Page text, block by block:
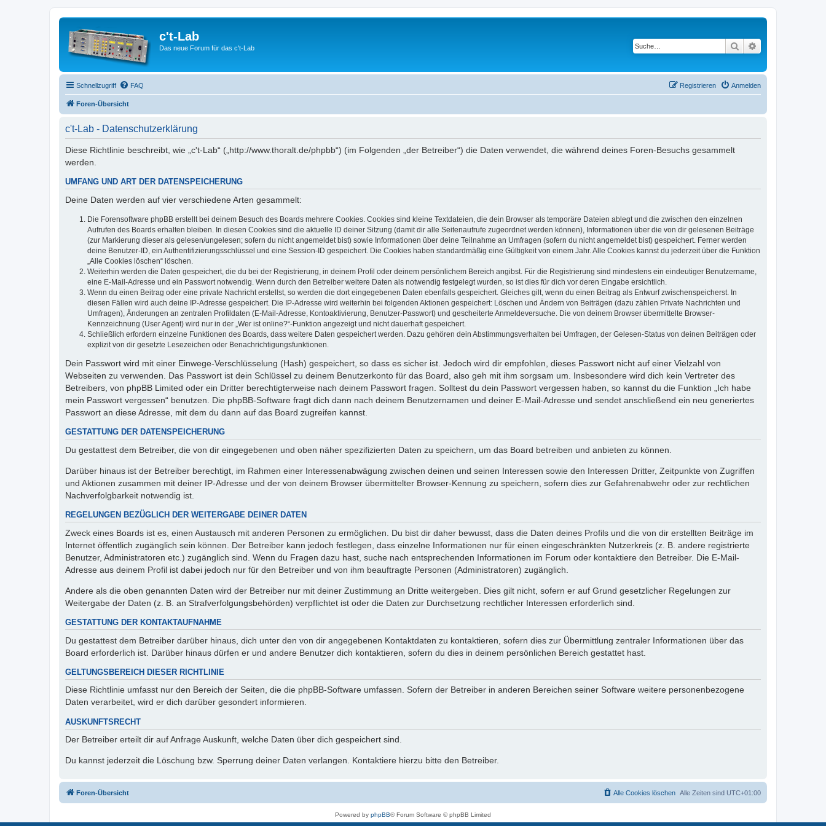
c't-Lab
Das neue Forum für das c't-Lab Suche
Schnellzugriff FAQ Anmelden
Registrieren
Foren-Übersicht
c't-Lab - Datenschutzerklärung
Diese Richtlinie beschreibt, wie „c't-Lab“ („http://www.thoralt.de/phpbb“) (im Folgenden „der Betreiber“) die Daten verwendet, die während deines Foren-Besuchs gesammelt
werden.
UMFANG UND ART DER DATENSPEICHERUNG
Deine Daten werden auf vier verschiedene Arten gesammelt:
Die Forensoftware phpBB erstellt bei deinem Besuch des Boards mehrere Cookies. Cookies sind kleine Textdateien, die dein Browser als temporäre Dateien ablegt und die zwischen den einzelnen
Aufrufen des Boards erhalten bleiben. In diesen Cookies sind die aktuelle ID deiner Sitzung (damit dir alle Seitenaufrufe zugeordnet werden können), Informationen über die von dir gelesenen Beiträge
(zur Markierung dieser als gelesen/ungelesen; sofern du nicht angemeldet bist) sowie Informationen über deine Teilnahme an Umfragen (sofern du nicht angemeldet bist) gespeichert. Ferner werden
deine Benutzer-ID, ein Authentifizierungsschlüssel und eine Session-ID gespeichert. Die Cookies haben standardmäßig eine Gültigkeit von einem Jahr. Alle Cookies kannst du jederzeit über die Funktion
„Alle Cookies löschen“ löschen.
Weiterhin werden die Daten gespeichert, die du bei der Registrierung, in deinem Profil oder deinem persönlichem Bereich angibst. Für die Registrierung sind mindestens ein eindeutiger Benutzername,
eine E-Mail-Adresse und ein Passwort notwendig. Wenn durch den Betreiber weitere Daten als notwendig festgelegt wurden, so ist dies für dich vor deren Eingabe ersichtlich.
Wenn du einen Beitrag oder eine private Nachricht erstellst, so werden die dort eingegebenen Daten ebenfalls gespeichert. Gleiches gilt, wenn du einen Beitrag als Entwurf zwischenspeicherst. In
diesen Fällen wird auch deine IP-Adresse gespeichert. Die IP-Adresse wird weiterhin bei folgenden Aktionen gespeichert: Löschen und Ändern von Beiträgen (dazu zählen Private Nachrichten und
Umfragen), Änderungen an zentralen Profildaten (E-Mail-Adresse, Kontoaktivierung, Benutzer-Passwort) und gescheiterte Anmeldeversuche. Die von deinem Browser übermittelte Browser-
Kennzeichnung (User Agent) wird nur in der „Wer ist online?“-Funktion angezeigt und nicht dauerhaft gespeichert.
Schließlich erfordern einzelne Funktionen des Boards, dass weitere Daten gespeichert werden. Dazu gehören dein Abstimmungsverhalten bei Umfragen, der Gelesen-Status von deinen Beiträgen oder
explizit von dir gesetzte Lesezeichen oder Benachrichtigungsfunktionen.
Dein Passwort wird mit einer Einwege-Verschlüsselung (Hash) gespeichert, so dass es sicher ist. Jedoch wird dir empfohlen, dieses Passwort nicht auf einer Vielzahl von
Webseiten zu verwenden. Das Passwort ist dein Schlüssel zu deinem Benutzerkonto für das Board, also geh mit ihm sorgsam um. Insbesondere wird dich kein Vertreter des
Betreibers, von phpBB Limited oder ein Dritter berechtigterweise nach deinem Passwort fragen. Solltest du dein Passwort vergessen haben, so kannst du die Funktion „Ich habe
mein Passwort vergessen“ benutzen. Die phpBB-Software fragt dich dann nach deinem Benutzernamen und deiner E-Mail-Adresse und sendet anschließend ein neu generiertes
Passwort an diese Adresse, mit dem du dann auf das Board zugreifen kannst.
GESTATTUNG DER DATENSPEICHERUNG
Du gestattest dem Betreiber, die von dir eingegebenen und oben näher spezifizierten Daten zu speichern, um das Board betreiben und anbieten zu können.
Darüber hinaus ist der Betreiber berechtigt, im Rahmen einer Interessenabwägung zwischen deinen und seinen Interessen sowie den Interessen Dritter, Zeitpunkte von Zugriffen
und Aktionen zusammen mit deiner IP-Adresse und der von deinem Browser übermittelter Browser-Kennung zu speichern, sofern dies zur Gefahrenabwehr oder zur rechtlichen
Nachverfolgbarkeit notwendig ist.
REGELUNGEN BEZÜGLICH DER WEITERGABE DEINER DATEN
Zweck eines Boards ist es, einen Austausch mit anderen Personen zu ermöglichen. Du bist dir daher bewusst, dass die Daten deines Profils und die von dir erstellten Beiträge im
Internet öffentlich zugänglich sein können. Der Betreiber kann jedoch festlegen, dass einzelne Informationen nur für einen eingeschränkten Nutzerkreis (z. B. andere registrierte
Benutzer, Administratoren etc.) zugänglich sind. Wenn du Fragen dazu hast, suche nach entsprechenden Informationen im Forum oder kontaktiere den Betreiber. Die E-Mail-
Adresse aus deinem Profil ist dabei jedoch nur für den Betreiber und von ihm beauftragte Personen (Administratoren) zugänglich.
Andere als die oben genannten Daten wird der Betreiber nur mit deiner Zustimmung an Dritte weitergeben. Dies gilt nicht, sofern er auf Grund gesetzlicher Regelungen zur
Weitergabe der Daten (z. B. an Strafverfolgungsbehörden) verpflichtet ist oder die Daten zur Durchsetzung rechtlicher Interessen erforderlich sind.
GESTATTUNG DER KONTAKTAUFNAHME
Du gestattest dem Betreiber darüber hinaus, dich unter den von dir angegebenen Kontaktdaten zu kontaktieren, sofern dies zur Übermittlung zentraler Informationen über das
Board erforderlich ist. Darüber hinaus dürfen er und andere Benutzer dich kontaktieren, sofern du dies in deinem persönlichen Bereich gestattet hast.
GELTUNGSBEREICH DIESER RICHTLINIE
Diese Richtlinie umfasst nur den Bereich der Seiten, die die phpBB-Software umfassen. Sofern der Betreiber in anderen Bereichen seiner Software weitere personenbezogene
Daten verarbeitet, wird er dich darüber gesondert informieren.
AUSKUNFTSRECHT
Der Betreiber erteilt dir auf Anfrage Auskunft, welche Daten über dich gespeichert sind.
Du kannst jederzeit die Löschung bzw. Sperrung deiner Daten verlangen. Kontaktiere hierzu bitte den Betreiber.
Foren-Übersicht Alle Zeiten sind UTC+01:00
Alle Cookies löschen
Powered by phpBB® Forum Software © phpBB Limited